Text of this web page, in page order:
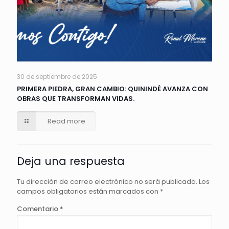
30 de septiembre de 2025
PRIMERA PIEDRA, GRAN CAMBIO: QUININDÉ AVANZA CON
OBRAS QUE TRANSFORMAN VIDAS.
Read more
Deja una respuesta
Tu dirección de correo electrónico no será publicada. Los
campos obligatorios están marcados con *
Comentario *